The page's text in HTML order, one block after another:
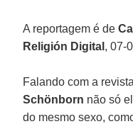
A reportagem é de
Religión Digital , 07-
Falando com a
Schönborn não só
do mesmo sexo,